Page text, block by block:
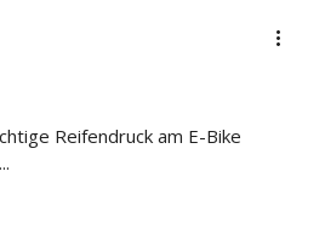
Reifendruck am E-Bike